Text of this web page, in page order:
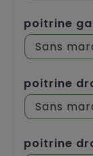
poitrine
Sans
poitrine
Sans
poitrine